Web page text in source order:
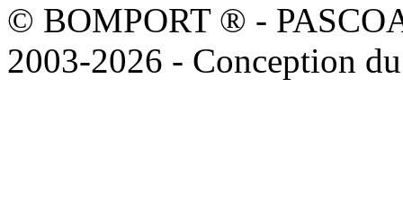
© BOMPORT ® -
2003-2026 - Conception